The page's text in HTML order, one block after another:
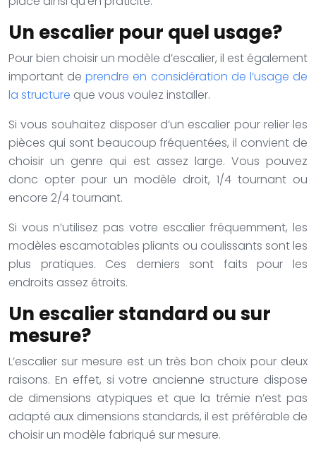
Un escalier pour quel usage?
Pour bien choisir un modèle d’escalier, il est également
important deprendre en considération de l’usage de
la structure que vous voulez installer.
Si vous souhaitez disposer d’un escalier pour relier les
pièces qui sont beaucoup fréquentées, il convient de
choisir un genre qui est assez large. Vous pouvez
donc opter pour un modèle droit, 1/4 tournant ou
encore 2/4 tournant.
Si vous n’utilisez pas votre escalier fréquemment, les
modèles escamotables pliants ou coulissants sont les
plus pratiques. Ces derniers sont faits pour les
endroits assez étroits.
Un escalier standard ou sur
mesure?
L’escalier sur mesure est un très bon choix pour deux
raisons. En effet, si votre ancienne structure dispose
de dimensions atypiques et que la trémie n’est pas
adapté aux dimensions standards, il est préférable de
choisir un modèle fabriqué sur mesure.